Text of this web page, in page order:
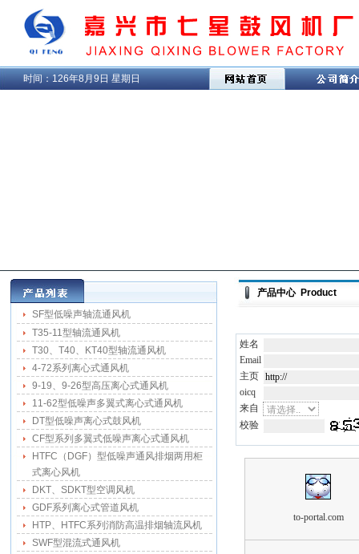
时间： 126年8月9日 星期日
SF型低噪声轴流通风机
T35-11型轴流通风机
T30、T40、KT40型轴流通风机
4-72系列离心式通风机
9-19、9-26型高压离心式通风机
11-62型低噪声多翼式离心式通风机
DT型低噪声离心式鼓风机
CF型系列多翼式低噪声离心式通风机
HTFC（DGF）型低噪声通风排烟两用柜
式离心风机
DKT、SDKT型空调风机
GDF系列离心式管道风机
HTP、HTFC系列消防高温排烟轴流风机
SWF型混流式通风机
产品中心 Product
姓名
Email
主页
oicq
来自
校验
to-portal.com